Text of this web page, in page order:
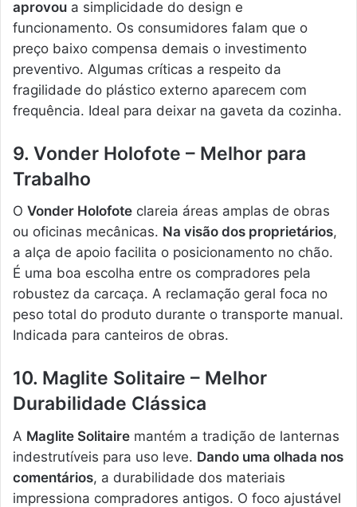
aprovou a simplicidade do design e
funcionamento. Os consumidores falam que o
preço baixo compensa demais o investimento
preventivo. Algumas críticas a respeito da
fragilidade do plástico externo aparecem com
frequência. Ideal para deixar na gaveta da cozinha.
9. Vonder Holofote – Melhor para
Trabalho
O Vonder Holofote clareia áreas amplas de obras
ou oficinas mecânicas. Na visão dos proprietários,
a alça de apoio facilita o posicionamento no chão.
É uma boa escolha entre os compradores pela
robustez da carcaça. A reclamação geral foca no
peso total do produto durante o transporte manual.
Indicada para canteiros de obras.
10. Maglite Solitaire – Melhor
Durabilidade Clássica
A Maglite Solitaire mantém a tradição de lanternas
indestrutíveis para uso leve. Dando uma olhada nos
comentários, a durabilidade dos materiais
impressiona compradores antigos. O foco ajustável